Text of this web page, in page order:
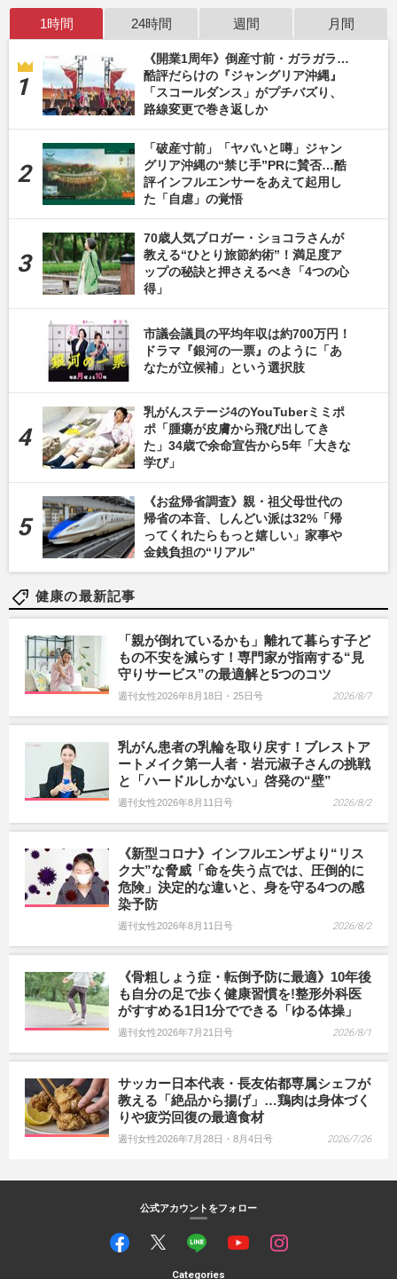
1時間 24時間 週間 月間
《開業1周年》倒産寸前・ガラガラ…
酷評だらけの『ジャングリア沖縄』
「スコールダンス」がプチバズり、
路線変更で巻き返しか
「破産寸前」「ヤバいと噂」ジャン
グリア沖縄の“禁じ手”PRに賛否…酷
評インフルエンサーをあえて起用し
た「自虐」の覚悟
70歳人気ブロガー・ショコラさんが
教える“ひとり旅節約術”！満足度ア
ップの秘訣と押さえるべき「4つの心
得」
市議会議員の平均年収は約700万円！
ドラマ『銀河の一票』のように「あ
なたが立候補」という選択肢
乳がんステージ4のYouTuberミミポ
ポ「腫瘍が皮膚から飛び出してき
た」34歳で余命宣告から5年「大きな
学び」
《お盆帰省調査》親・祖父母世代の
帰省の本音、しんどい派は32%「帰
ってくれたらもっと嬉しい」家事や
金銭負担の“リアル”
健康の最新記事
「親が倒れているかも」離れて暮らす子ど
もの不安を減らす！専門家が指南する“見
守りサービス”の最適解と5つのコツ
週刊女性2026年8月18日・25日号 2026/8/7
乳がん患者の乳輪を取り戻す！ブレストア
ートメイク第一人者・岩元淑子さんの挑戦
と「ハードルしかない」啓発の“壁”
週刊女性2026年8月11日号 2026/8/2
《新型コロナ》インフルエンザより“リス
ク大”な脅威「命を失う点では、圧倒的に
危険」決定的な違いと、身を守る4つの感
染予防
週刊女性2026年8月11日号 2026/8/2
《骨粗しょう症・転倒予防に最適》10年後
も自分の足で歩く健康習慣を!整形外科医
がすすめる1日1分でできる「ゆる体操」
週刊女性2026年7月21日号 2026/8/1
サッカー日本代表・長友佑都専属シェフが
教える「絶品から揚げ」…鶏肉は身体づく
りや疲労回復の最適食材
週刊女性2026年7月28日・8月4日号 2026/7/26
公式アカウントをフォロー
Categories